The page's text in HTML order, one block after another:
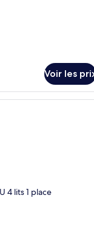
Voir les
chambre avec un lit
4 lits 1 place